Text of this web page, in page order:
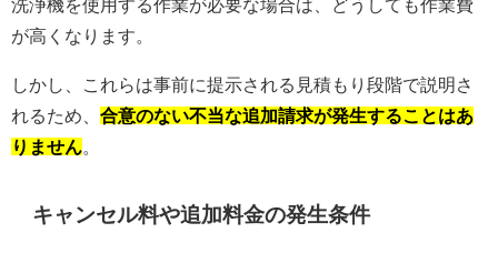
洗浄機を使用する作業が必要な場合は、どうしても作業費
が高くなります。
しかし、これらは事前に提示される見積もり段階で説明さ
れるため、 合意のない不当な追加請求が発生することはあ
りません。
キャンセル料や追加料金の発生条件